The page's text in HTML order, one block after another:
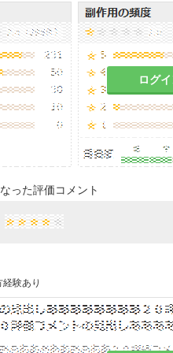
本剤は咽喉頭、食道
特に適切に服用しない患
あるので、服用法につい
照］
8.2
本剤の投与により、
十分に行い、副作用の徴
やけの発現・悪化等）に
は、本剤の服用を中止し
8.3患者には、食事等から
8.4 低カルシウム血症が
8.5ビスホスホネート系
骨骨髄炎があらわれるこ
侵襲的な歯科処置や局所
腫瘍、化学療法、血管新
ログ
った評価コメント
験あり